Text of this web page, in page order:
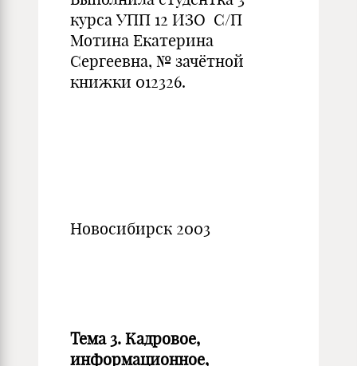
курса УПП 12 ИЗО С/П
Мотина Екатерина
Сергеевна, № зачётной
книжки 012326.
Новосибирск 2003
Тема 3. Кадровое,
информационное,